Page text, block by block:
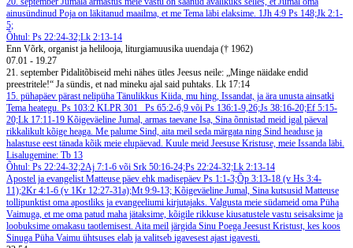
ainusündinud Poja on läkitanud maailma, et me Tema läbi elaksime. 1Jh 4:9 Ps 148;Jk 2:1-
5;
Õhtul: Ps 22:24-32;Lk 2:13-14
Enn Võrk, organist ja helilooja, liturgiamuusika uuendaja († 1962)
07.01 - 19.27
21. september Pidalitõbiseid mehi nähes ütles Jeesus neile: „Minge näidake endid
preestritele!“ Ja sündis, et nad mineku ajal said puhtaks. Lk 17:14
15. pühapäev pärast nelipüha Tänulikkus Kiida, mu hing, Issandat, ja ära unusta ainsatki
Tema heategu. Ps 103:2 KLPR 301
Ps 65:2-6,9 või Ps 136:1-9,26;Js 38:16-20;Ef 5:15-
20;Lk 17:11-19 Kõigeväeline Jumal, armas taevane Isa, Sina õnnistad meid igal päeval
rikkalikult kõige heaga. Me palume Sind, aita meil seda märgata ning Sind headuse ja
halastuse eest tänada kõik meie elupäevad. Kuule meid Jeesuse Kristuse, meie Issanda läbi.
Lisalugemine: Tb 13
Õhtul: Ps 22:24-32;2Aj 7:1-6 või Srk 50:16-24;Ps 22:24-32;Lk 2:13-14
Apostel ja evangelist Matteuse päev ehk madisepäev Ps 1:1-3;Õp 3:13-18 (v Hs 3:4-
11);2Kr 4:1-6 (v 1Kr 12:27-31a);Mt 9:9-13; Kõigeväeline Jumal, Sina kutsusid Matteuse
tollipunktist oma apostliks ja evangeeliumi kirjutajaks. Valgusta meie südameid oma Püha
Vaimuga, et me oma patud maha jätaksime, kõigile rikkuse kiusatustele vastu seisaksime ja
loobuksime omakasu taotlemisest. Aita meil järgida Sinu Poega Jeesust Kristust, kes koos
Sinuga Püha Vaimu ühtsuses elab ja valitseb igavesest ajast igavesti.